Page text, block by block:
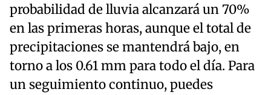
probabilidad de lluvia alcanzará un 70%
en las primeras horas, aunque el total de
precipitaciones se mantendrá bajo, en
torno a los 0.61 mm para todo el día. Para
un seguimiento continuo, puedes